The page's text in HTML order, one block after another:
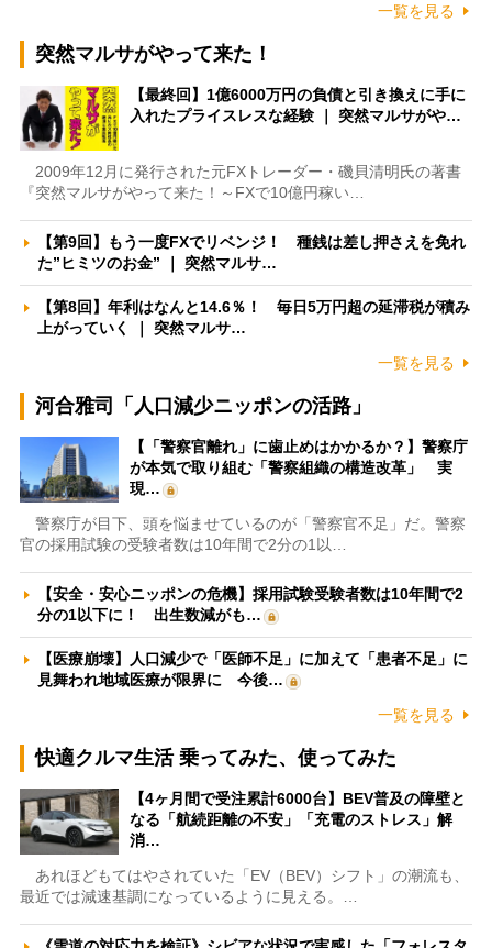
一覧を見る
突然マルサがやって来た！
【最終回】1億6000万円の負債と引き換えに手に
入れたプライスレスな経験 ｜ 突然マルサがや…
2009年12月に発行された元FXトレーダー・磯貝清明氏の著書
『突然マルサがやって来た！～FXで10億円稼い…
【第9回】もう一度FXでリベンジ！ 種銭は差し押さえを免れ
た”ヒミツのお金” ｜ 突然マルサ…
【第8回】年利はなんと14.6％！ 毎日5万円超の延滞税が積み
上がっていく ｜ 突然マルサ…
一覧を見る
河合雅司「人口減少ニッポンの活路」
【「警察官離れ」に歯止めはかかるか？】警察庁
が本気で取り組む「警察組織の構造改革」 実
現…
警察庁が目下、頭を悩ませているのが「警察官不足」だ。警察
官の採用試験の受験者数は10年間で2分の1以…
【安全・安心ニッポンの危機】採用試験受験者数は10年間で2
分の1以下に！ 出生数減がも…
【医療崩壊】人口減少で「医師不足」に加えて「患者不足」に
見舞われ地域医療が限界に 今後…
一覧を見る
快適クルマ生活 乗ってみた、使ってみた
【4ヶ月間で受注累計6000台】BEV普及の障壁と
なる「航続距離の不安」「充電のストレス」解
消…
あれほどもてはやされていた「EV（BEV）シフト」の潮流も、
最近では減速基調になっているように見える。…